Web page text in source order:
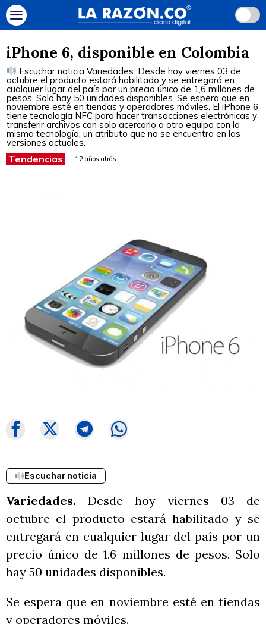
iPhone 6, disponible en Colombia
Escuchar noticia Variedades. Desde hoy viernes 03 de
octubre el producto estará habilitado y se entregará en
cualquier lugar del país por un precio único de 1,6 millones de
pesos. Solo hay 50 unidades disponibles. Se espera que en
noviembre esté en tiendas y operadores móviles. El iPhone 6
tiene tecnología NFC para hacer transacciones electrónicas y
transferir archivos con solo acercarlo a otro equipo con la
misma tecnología, un atributo que no se encuentra en las
versiones actuales.
Tendencias 12 años atrás
Escuchar noticia
Variedades. Desde hoy viernes 03 de
octubre el producto estará habilitado y se
entregará en cualquier lugar del país por un
precio único de 1,6 millones de pesos. Solo
hay 50 unidades disponibles.
Se espera que en noviembre esté en tiendas
y operadores móviles.